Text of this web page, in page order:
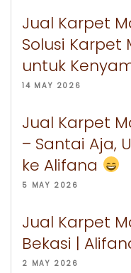
Jual Karpet
Solusi Karpet
untuk
14 MAY 2026
Jual Karpet
– Santai Aja,
ke Alifana
5 MAY 2026
Jual Karpet
Bekasi |
2 MAY 2026